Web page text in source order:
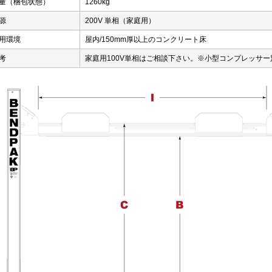
（梱包状態） 1260kg
200V 単相（家庭用）
環境 屋内/150mm厚以上のコンクリート床
家庭用100V単相はご相談下さい。※小型コンプレッサー